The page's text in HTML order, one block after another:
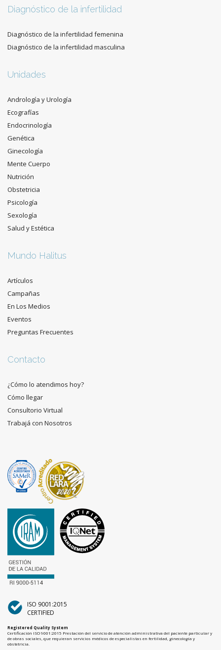
Diagnóstico de la infertilidad
Diagnóstico de la infertilidad femenina
Diagnóstico de la infertilidad masculina
Unidades
Andrología y Urología
Ecografías
Endocrinología
Genética
Ginecología
Mente Cuerpo
Nutrición
Obstetricia
Psicología
Sexología
Salud y Estética
Mundo Halitus
Artículos
Campañas
En Los Medios
Eventos
Preguntas Frecuentes
Contacto
¿Cómo lo atendimos hoy?
Cómo llegar
Consultorio Virtual
Trabajá con Nosotros
ISO 9001:2015
CERTIFIED
Registered Quality System
Certificación ISO 9001:2015 Prestación del servicio de atención administrativa del paciente particular y
de obras sociales, que requieran servicios médicos de especialistas en fertilidad, ginecología y
obstetricia.